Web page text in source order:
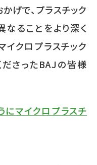
げで、プラスチック
ることをより深く
イクロプラスチック
さったBAJの皆様
にマイクロプラスチ